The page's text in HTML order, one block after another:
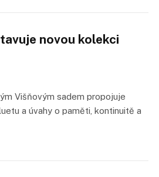
novou kolekci
Višňovým sadem propojuje
a úvahy o paměti, kontinuitě a